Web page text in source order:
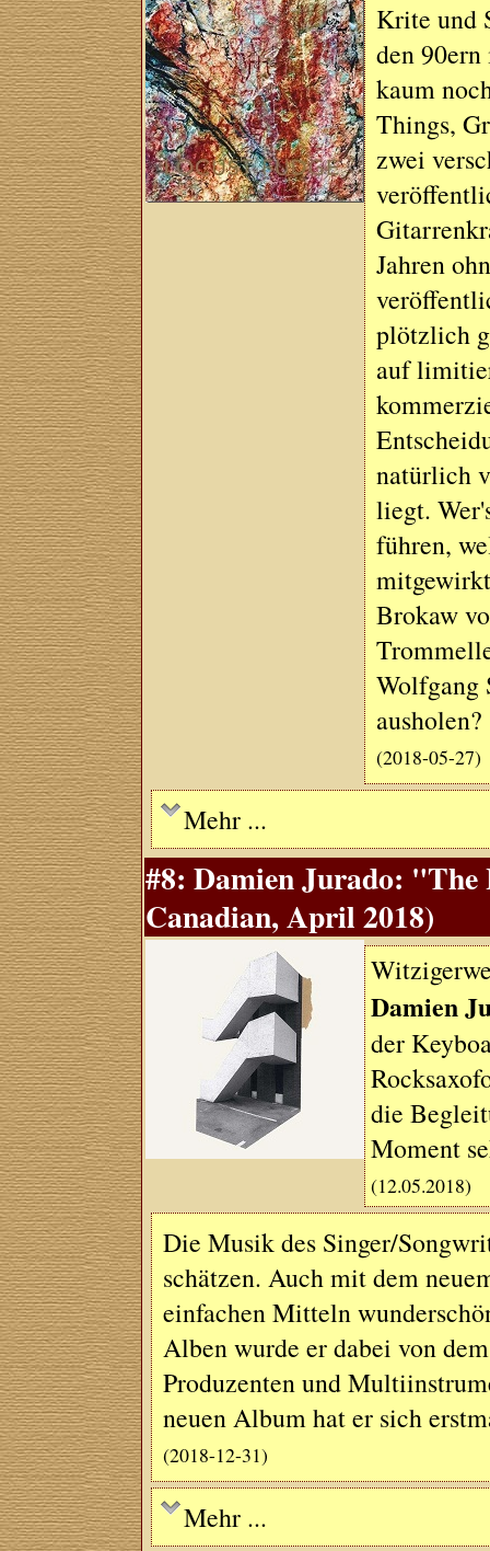
Krite und
den
kaum
Things,
zwei
Jahren
plötzlich
auf
natürlich
liegt.
führen,
Brokaw
Wolfgang
ausholen?
(2018-05-27)
Mehr ...
#8: Damien Jurado:
Canadian, April 2018)
Damien
der
die
Moment
(12.05.2018)
Die Musik des Singer/
schätzen. Auch mit dem
einfachen Mitteln
Alben wurde er dabei von
Produzenten und
neuen Album hat er sich
(2018-12-31)
Mehr ...